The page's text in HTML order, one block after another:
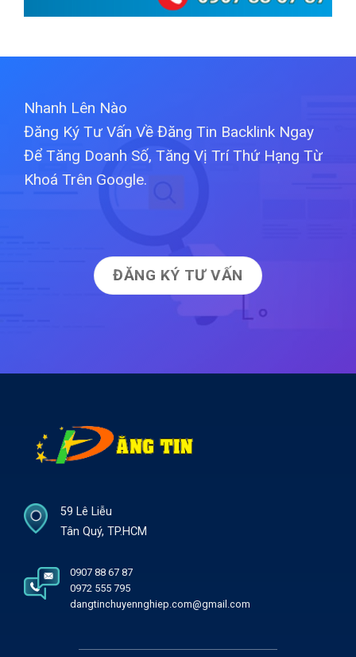
Nhanh Lên Nào
Đăng Ký Tư Vấn Về Đăng Tin Backlink Ngay
Để Tăng Doanh Số, Tăng Vị Trí Thứ Hạng Từ
Khoá Trên Google.
ĐĂNG KÝ TƯ VẤN
59 Lê Liễu
Tân Quý, TP.HCM
0907 88 67 87
0972 555 795
dangtinchuyennghiep.com@gmail.com